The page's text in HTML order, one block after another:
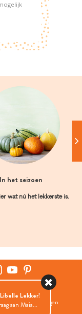
In het seizoen
wat nú het lekkerste is.
Cookies instellingen
Lekker!
aan Maia...